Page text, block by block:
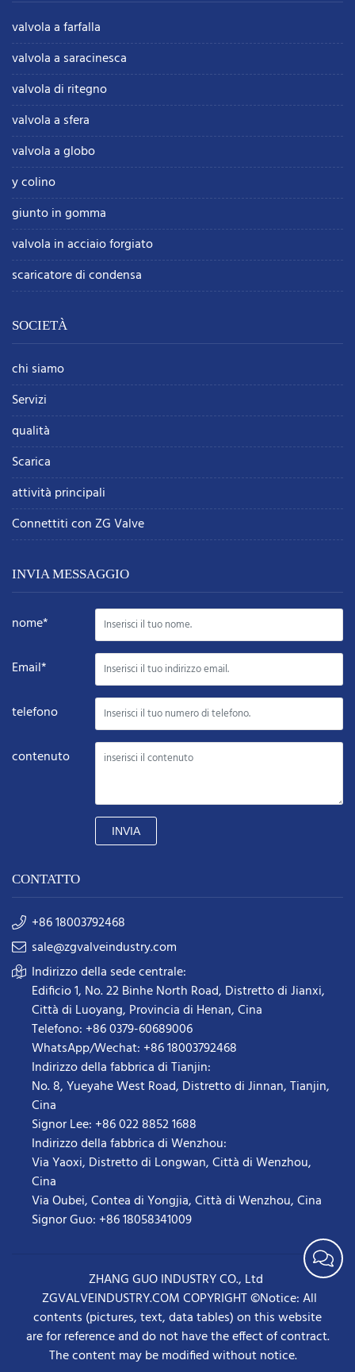
valvola a farfalla
valvola a saracinesca
valvola di ritegno
valvola a sfera
valvola a globo
y colino
giunto in gomma
valvola in acciaio forgiato
scaricatore di condensa
SOCIETÀ
chi siamo
Servizi
qualità
Scarica
attività principali
Connettiti con ZG Valve
INVIA MESSAGGIO
nome*
Email*
telefono
contenuto
INVIA
CONTATTO
+86 18003792468
sale@zgvalveindustry.com
Indirizzo della sede centrale:
Edificio 1, No. 22 Binhe North Road, Distretto di Jianxi,
Città di Luoyang, Provincia di Henan, Cina
Telefono: +86 0379-60689006
WhatsApp/Wechat: +86 18003792468
Indirizzo della fabbrica di Tianjin:
No. 8, Yueyahe West Road, Distretto di Jinnan, Tianjin,
Cina
Signor Lee: +86 022 8852 1688
Indirizzo della fabbrica di Wenzhou:
Via Yaoxi, Distretto di Longwan, Città di Wenzhou,
Cina
Via Oubei, Contea di Yongjia, Città di Wenzhou, Cina
Signor Guo: +86 18058341009
ZHANG GUO INDUSTRY CO., Ltd
ZGVALVEINDUSTRY.COM COPYRIGHT ©Notice: All
contents (pictures, text, data tables) on this website
are for reference and do not have the effect of contract.
The content may be modified without notice.